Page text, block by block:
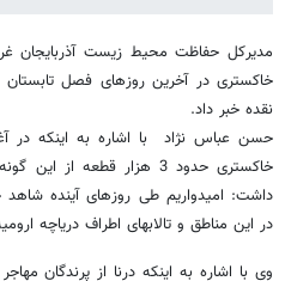
مدیرکل حفاظت محیط زیست آذربایجان
خاکستری در آخرین روزهای فصل تابستان
نقده خبر داد.
حسن عباس نژاد با اشاره به اینکه در
خاکستری حدود 3 هزار قطعه
داشت: امیدواریم طی روزهای آینده شاهد
در این مناطق و تالابهای اطراف دریاچه
وی با اشاره به اینکه درنا از پرندگان